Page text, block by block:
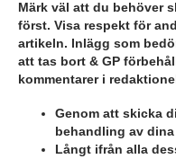
Märk väl att du behöver
först. Visa respekt för
artikeln. Inlägg som
att tas bort & GP
kommentarer i
Genom att skicka
behandling av
Långt ifrån alla